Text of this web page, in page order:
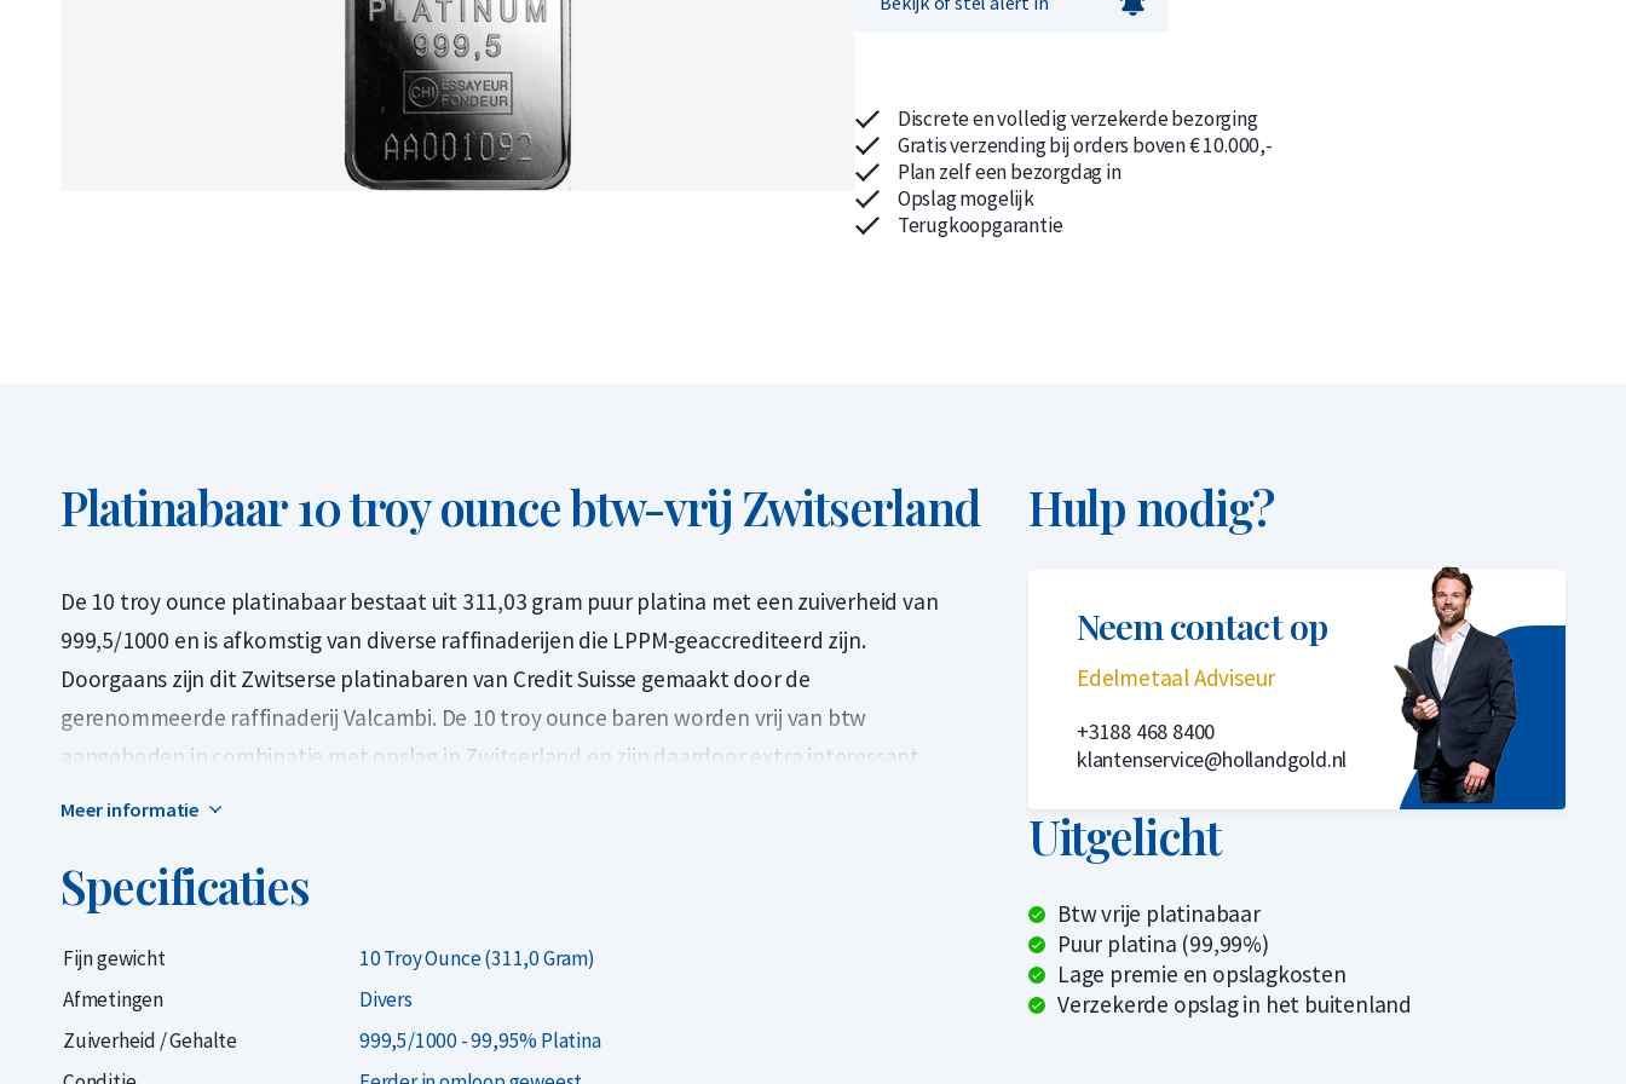
Koop nu de meest voordelige gouden munten en baren
Koop nu de meest voordelige zilveren munten en baren
Discrete en volledig verzekerde bezorging
Gratis verzending bij orders boven € 10.000,-
Plan zelf een bezorgdag in
Opslag mogelijk
Terugkoopgarantie
Platinabaar 10 troy ounce btw-vrij Zwitserland
De 10 troy ounce platinabaar bestaat uit 311,03 gram puur platina met een zuiverheid van
999,5/1000 en is afkomstig van diverse raffinaderijen die LPPM-geaccrediteerd zijn.
Doorgaans zijn dit Zwitserse platinabaren van Credit Suisse gemaakt door de
gerenommeerde raffinaderij Valcambi. De 10 troy ounce baren worden vrij van btw
aangeboden in combinatie met opslag in Zwitserland en zijn daardoor extra interessant
wanneer een raffinaderij aan de hoogste eisen voldoet worden de platinabaren
Good Delivery lijst toegevoegd. Dit is vergelijkbaar met het LBMA-keurmerk voor de goud en
zilver markt.
Meer informatie
Specificaties
Fijn gewicht
10 Troy Ounce (311,0 Gram)
Afmetingen
Divers
Zuiverheid / Gehalte
999,5/1000 - 99,95% Platina
Hulp nodig?
Neem contact op
Edelmetaal Adviseur
+3188 468 8400
klantenservice@hollandgold.nl
Uitgelicht
Btw vrije platinabaar
Puur platina (99,99%)
Lage premie en opslagkosten
Verzekerde opslag in het buitenland